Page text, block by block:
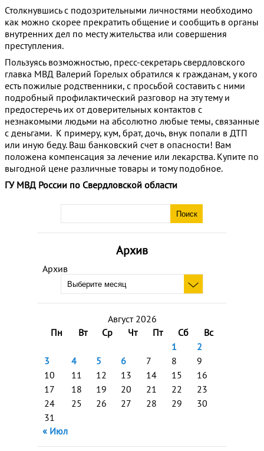
Архив
Архив
Август 2026
Пн
Вт Ср Чт Пт Сб
Вс
1
2
3
4 5 6 7 8
9
10
11 12 13 14 15
16
17
18 19 20 21 22
23
24
25 26 27 28 29
30
31
« Июл
Столкнувшись с подозрительными личностями необходимо
как можно скорее прекратить общение и сообщить в органы
внутренних дел по месту жительства или совершения
преступления.
Пользуясь возможностью, пресс-секретарь свердловского
главка МВД Валерий Горелых обратился к гражданам, у кого
есть пожилые родственники, с просьбой составить с ними
подробный профилактический разговор на эту тему и
предостеречь их от доверительных контактов с
незнакомыми людьми на абсолютно любые темы, связанные
с деньгами. К примеру, кум, брат, дочь, внук попали в ДТП
или иную беду. Ваш банковский счет в опасности! Вам
положена компенсация за лечение или лекарства. Купите по
выгодной цене различные товары и тому подобное.
ГУ МВД России по Свердловской области